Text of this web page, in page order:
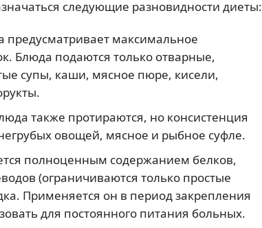
следующие разновидности диеты:
максимальное
Блюда подаются только отварные,
супы, каши, мясное пюре, кисели,
также протираются, но консистенция
овощей, мясное и рыбное суфле.
полноценным содержанием белков,
(ограничиваются только простые
Применяется он в период закрепления
для постоянного питания больных.